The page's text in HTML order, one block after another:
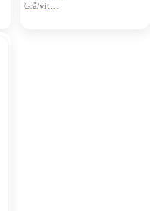
Grå/vit